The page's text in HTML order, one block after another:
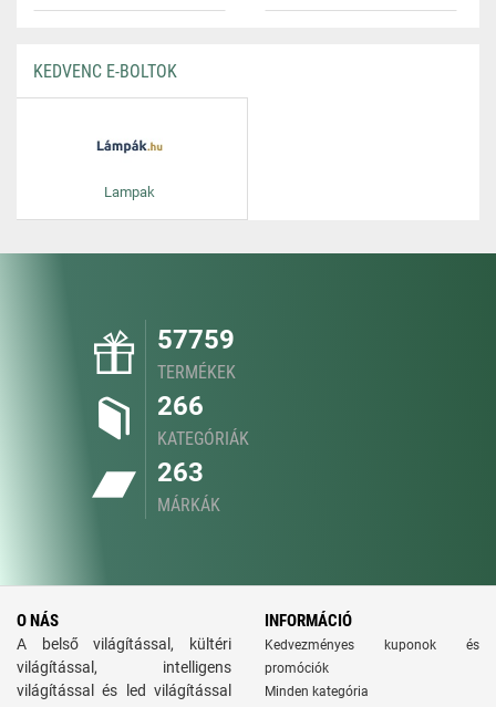
KEDVENC E-BOLTOK
Lampak
57759
TERMÉKEK
266
KATEGÓRIÁK
263
MÁRKÁK
O NÁS
A belső világítással, kültéri
világítással, intelligens
világítással és led világítással
INFORMÁCIÓ
Kedvezményes kuponok és
promóciók
Minden kategória